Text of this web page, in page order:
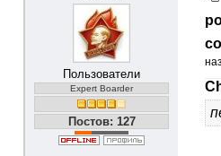
Пользователи
Expert Boarder
Постов: 127